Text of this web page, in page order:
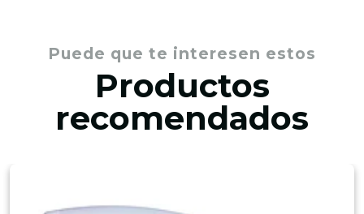
Puede que te interesen estos
Productos
recomendados